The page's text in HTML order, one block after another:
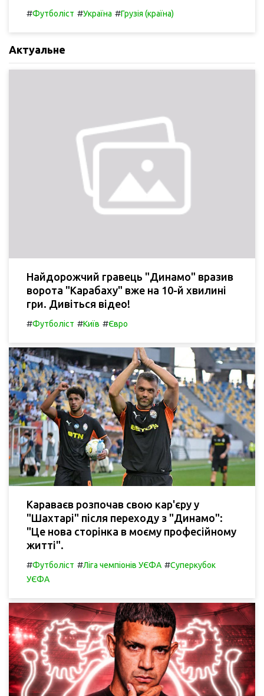
#Футболіст #Україна #Грузія (країна)
Актуальне
Найдорожчий гравець "Динамо" вразив
ворота "Карабаху" вже на 10-й хвилині
гри. Дивіться відео!
#Футболіст #Київ #Євро
Караваєв розпочав свою кар'єру у
"Шахтарі" після переходу з "Динамо":
"Це нова сторінка в моєму професійному
житті".
#Футболіст #Ліга чемпіонів УЄФА #Суперкубок
УЄФА